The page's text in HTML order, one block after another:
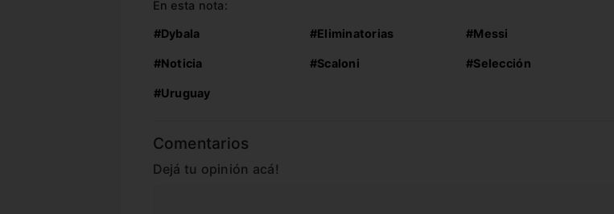
En esta nota:
#Dybala #Eliminatorias #Messi
#Noticia #Scaloni #Selección
#Uruguay
Comentarios
Dejá tu opinión acá!